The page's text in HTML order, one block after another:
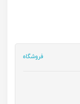
فروشگاه